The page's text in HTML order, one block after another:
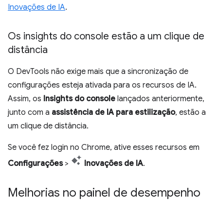
Inovações de IA.
Os insights do console estão a um clique de
distância
O DevTools não exige mais que a sincronização de
configurações esteja ativada para os recursos de IA.
Assim, os Insights do console lançados anteriormente,
junto com a assistência de IA para estilização, estão a
um clique de distância.
Se você fez login no Chrome, ative esses recursos em
Configurações> Inovações de IA.
Melhorias no painel de desempenho